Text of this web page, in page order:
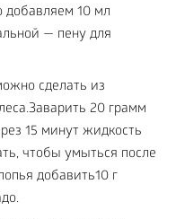
добавляем 10 мл
— пену для
сделать из
20 грамм
15 минут жидкость
чтобы умыться после
добавить10 г